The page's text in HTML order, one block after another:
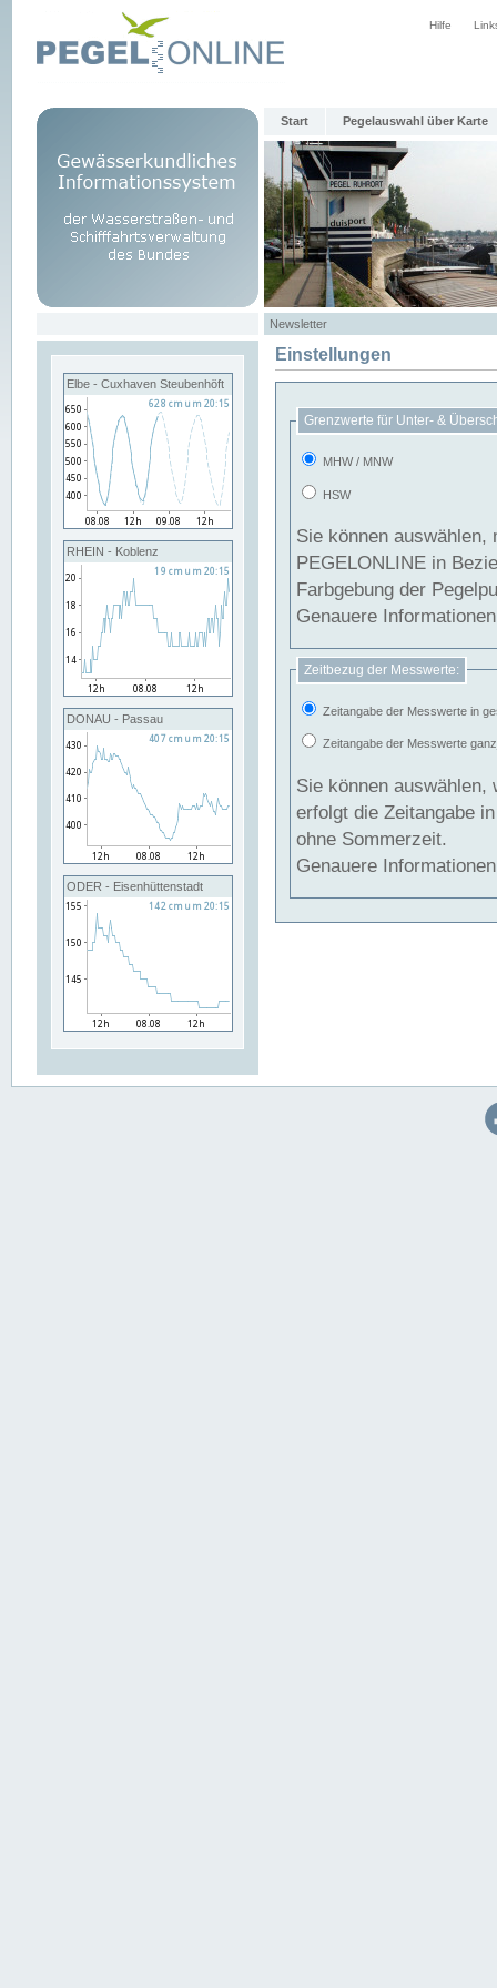
Hilfe
Start Pegelauswahl über Karte
Newsletter
Elbe - Cuxhaven Steubenhöft
RHEIN - Koblenz
DONAU - Passau
ODER - Eisenhüttenstadt
Einstellungen
Grenzwerte für Unter- &
MHW / MNW
HSW
Sie können
PEGELONLINE in Beziehung
Farbgebung der
Genauere
Zeitbezug der Messwerte:
Zeitangabe der Messwerte in
Zeitangabe der Messwerte
Sie können auswählen,
erfolgt die Zeitangabe
ohne Sommerzeit.
Genauere